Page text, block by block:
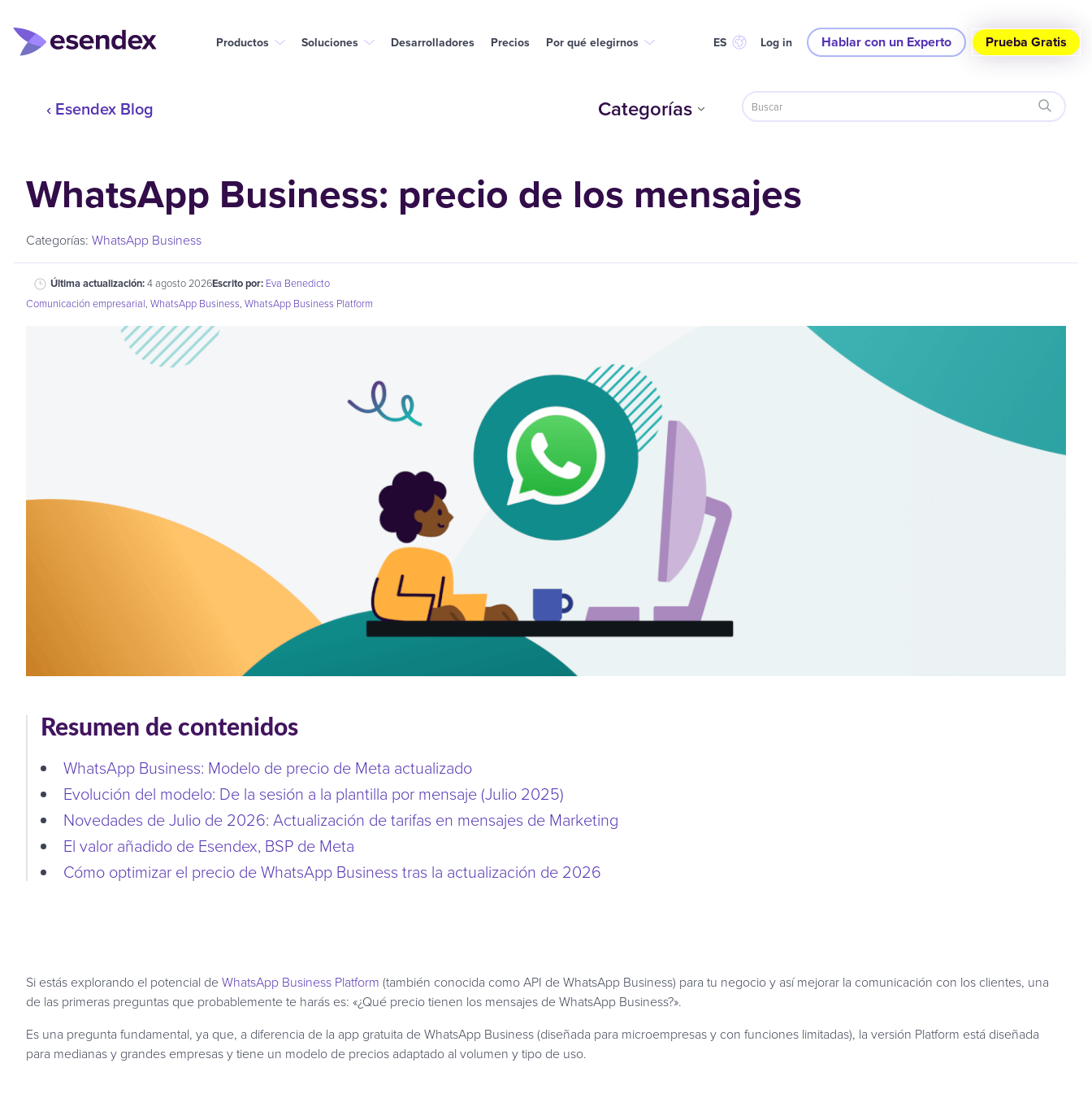
Productos Soluciones Desarrolladores Precios Por qué elegirnos ES Log in Hablar con un Experto Prueba Gratis
‹ Esendex Blog Categorías
WhatsApp Business: precio de los mensajes
Categorías: WhatsApp Business
Última actualización:4 agosto 2026Escrito por: Eva Benedicto
Comunicación empresarial, WhatsApp Business, WhatsApp Business Platform
Resumen de contenidos
WhatsApp Business: Modelo de precio de Meta actualizado
Evolución del modelo: De la sesión a la plantilla por mensaje (Julio 2025)
Novedades de Julio de 2026: Actualización de tarifas en mensajes de Marketing
El valor añadido de Esendex, BSP de Meta
Cómo optimizar el precio de WhatsApp Business tras la actualización de 2026
Si estás explorando el potencial deWhatsApp Business Platform (también conocida como API de WhatsApp Business) para tu negocio y así mejorar la comunicación con los clientes, una
de las primeras preguntas que probablemente te harás es: «¿Qué precio tienen los mensajes de WhatsApp Business?».
Es una pregunta fundamental, ya que, a diferencia de la app gratuita de WhatsApp Business (diseñada para microempresas y con funciones limitadas), la versión Platform está diseñada
para medianas y grandes empresas y tiene un modelo de precios adaptado al volumen y tipo de uso.